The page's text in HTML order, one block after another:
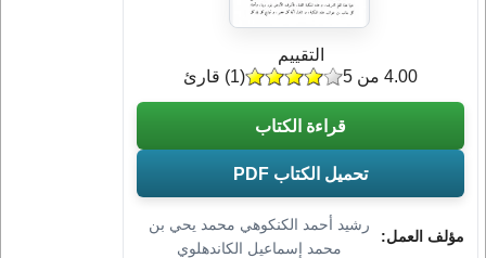
مؤلف العمل:
رشيد أحمد الكنكوهي محمد يحي بن
محمد إسماعيل الكاندهلوي
التقييم
(
1) قارئ 4.00 من 5
قراءة الكتاب
تحميل الكتاب PDF